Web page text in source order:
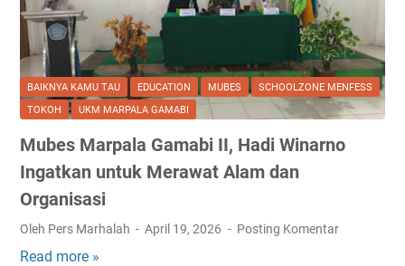
i
q
i
n
:
P
e
n
t
BAIKNYA KAMU TAU EDUCATION MUBES
SCHOOLZONE MENFESS
TOKOH
UKM MARPALA GAMABI
Mubes Marpala Gamabi II, Hadi Winarno
Ingatkan untuk Merawat Alam dan
Organisasi
Oleh Pers Marhalah April 19, 2026 Posting Komentar
Read more »